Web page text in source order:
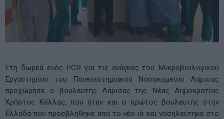
Στη δωρεά ενός PCR για τις ανάγκες του Μικροβιολογικού
Εργαστηρίου του Πανεπιστημιακού Νοσοκομείου Λάρισας
προχώρησε ο βουλευτής Λάρισας της Νέας Δημοκρατίας
Χρήστος Κέλλας, που ήταν και ο πρώτος βουλευτής στην
Ελλάδα που προσβλήθηκε από το νέο ιό και νοσηλεύτηκε στο